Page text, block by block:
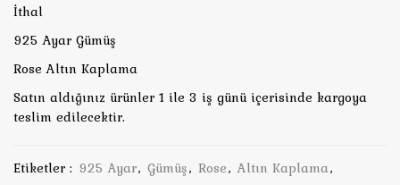
İthal
925 Ayar Gümüş
Rose Altın Kaplama
Satın aldığınız ürünler 1 ile 3 iş günü içerisinde kargoya
teslim edilecektir.
Etiketler : 925 Ayar, Gümüş, Rose, Altın Kaplama,